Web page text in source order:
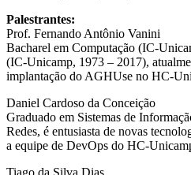
Palestrantes:
Prof. Fernando Antônio Vanini
Bacharel em Computação (IC-
(IC-Unicamp, 1973 – 2017),
implantação do AGHUse no HC-
Daniel Cardoso da Conceição
Graduado em Sistemas de
Redes, é entusiasta de novas
a equipe de DevOps do HC-
Tiago da Silva Dias